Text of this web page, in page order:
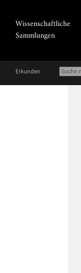
Wissenschaftliche
Sammlungen
Erkunden